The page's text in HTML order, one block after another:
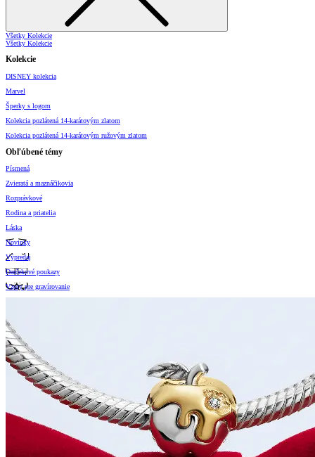
Všetky Kolekcie
Všetky Kolekcie
Kolekcie
DISNEY kolekcia
Marvel
Šperky s logom
Kolekcia pozlátená 14-karátovým zlatom
Kolekcia pozlátená 14-karátovým ružovým zlatom
Obľúbené témy
Písmená
Zvieratá a maznáčikovia
Rozprávkové
Rodina a priatelia
Láska
Novinky
Výpredaj
Darčekové poukazy
Vzory pre gravírovanie